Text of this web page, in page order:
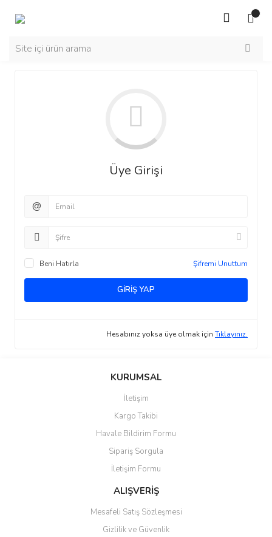
Üye Girişi
@
Beni Hatırla Şifremi Unuttum
GİRİŞ YAP
Hesabınız yoksa üye olmak için Tıklayınız.
KURUMSAL
İletişim
Kargo Takibi
Havale Bildirim Formu
Sipariş Sorgula
İletişim Formu
ALIŞVERİŞ
Mesafeli Satış Sözleşmesi
Gizlilik ve Güvenlik